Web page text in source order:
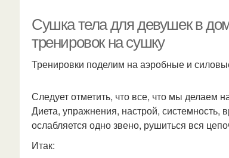
Сушка тела для девушек в
тренировок на сушку
Тренировки поделим на аэробные и
Следует отметить, что все, что мы делаем
Диета, упражнения, настрой,
ослабляется одно звено, рушиться вся
Итак: